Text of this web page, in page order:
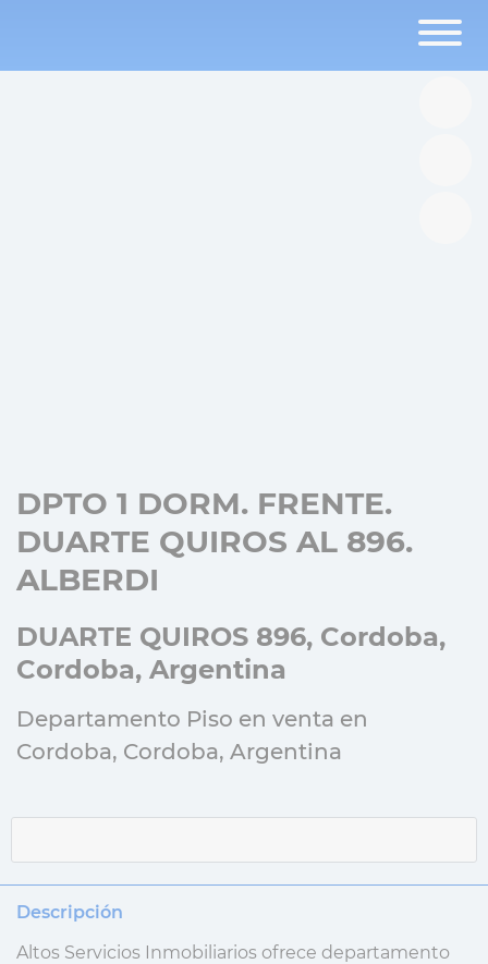
DPTO 1 DORM. FRENTE.
DUARTE QUIROS AL 896.
ALBERDI
DUARTE QUIROS 896, Cordoba,
Cordoba, Argentina
Departamento Piso en venta en
Cordoba, Cordoba, Argentina
Descripción
Altos Servicios Inmobiliarios ofrece departamento